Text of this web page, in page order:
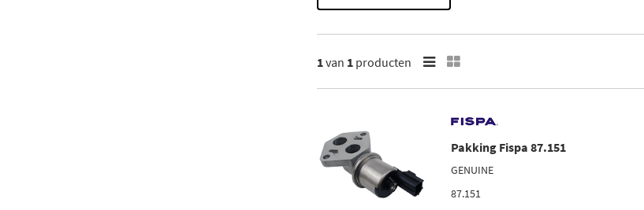
1van 1 producten
Pakking Fispa 87.151
GENUINE
87.151